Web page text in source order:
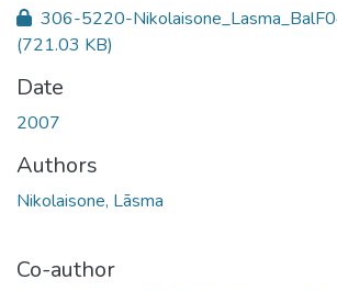
306-5220-
(721.03 KB)
Date
2007
Authors
Nikolaisone, Lāsma
Co-author